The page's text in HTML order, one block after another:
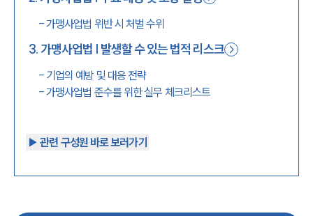
-가맹사업법 위반 시 처벌 수위
3.가맹사업법 | 발생할 수 있는 법적 리스크
- 기업의 예방 및 대응 전략
-가맹사업법 준수를 위한 실무 체크리스트
▶︎ 관련 구성원 바로 보러가기